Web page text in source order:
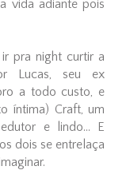
vida adiante pois
pra night curtir a
Lucas, seu ex
a todo custo, e
íntima) Craft, um
e lindo... E
dois se entrelaça